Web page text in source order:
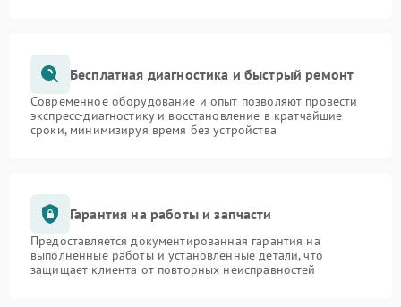
Бесплатная диагностика и быстрый ремонт
Современное оборудование и опыт позволяют провести
экспресс-диагностику и восстановление в кратчайшие
сроки, минимизируя время без устройства
Гарантия на работы и запчасти
Предоставляется документированная гарантия на
выполненные работы и установленные детали, что
защищает клиента от повторных неисправностей